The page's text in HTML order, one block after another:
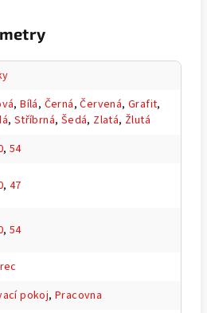
,Bílá, Černá,Červená,Grafit,
, Stříbrná, Šedá, Zlatá, Žlutá
, 54
, 47
, 54
pokoj,Pracovna